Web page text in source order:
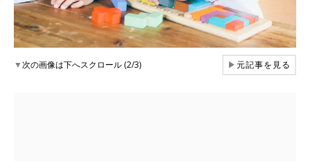
▼次の画像は下へスクロール (2/3) ▶元記事を見る